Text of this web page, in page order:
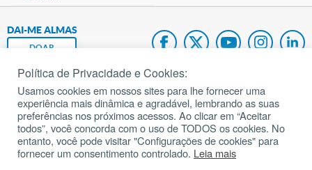
DAI-ME ALMAS
DOAR
Fundação João Paulo II
Pedido de Oração
Mapa do site
Política de Privacidade e Cookies:
Usamos cookies em nossos sites para lhe fornecer uma
experiência mais dinâmica e agradável, lembrando as suas
preferências nos próximos acessos. Ao clicar em “Aceitar
todos”, você concorda com o uso de TODOS os cookies. No
entanto, você pode visitar "Configurações de cookies" para
fornecer um consentimento controlado. Leia mais